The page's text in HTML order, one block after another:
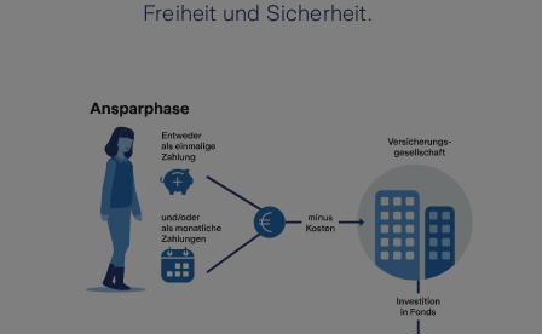
Freiheit und Sicherheit.